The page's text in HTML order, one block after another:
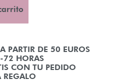
PARTIR DE 50 EUROS
72 HORAS
CON TU PEDIDO
REGALO